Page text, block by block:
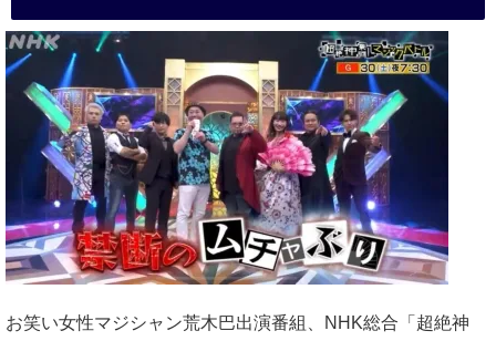
お笑い女性マジシャン荒木巴出演番組、
NHK総合「超絶神